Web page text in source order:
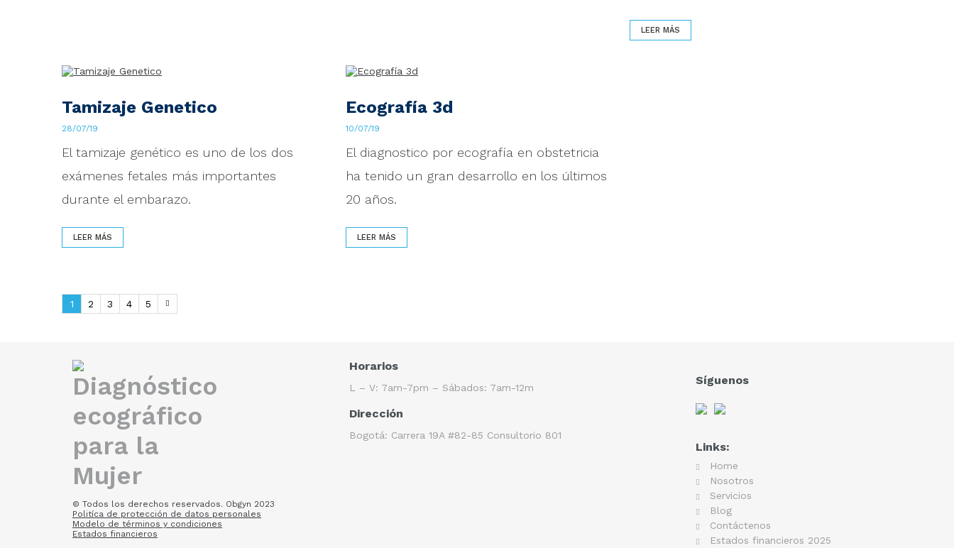
LEER MÁS
Tamizaje Genetico
28/07/19
El tamizaje genético es uno de los dos
exámenes fetales más importantes
durante el embarazo.
LEER MÁS
Ecografía 3d
10/07/19
El diagnostico por ecografía en obstetricia
ha tenido un gran desarrollo en los últimos
20 años.
LEER MÁS
1 2 3 4 5
© Todos los derechos reservados. Obgyn 2023
Politíca de protección de datos personales
Modelo de términos y condiciones
Estados financieros
Horarios
L – V: 7am-7pm – Sábados: 7am-12m
Dirección
Bogotá: Carrera 19A #82-85 Consultorio 801
Síguenos
Links:
Home
Nosotros
Servicios
Blog
Contáctenos
Estados financieros 2025